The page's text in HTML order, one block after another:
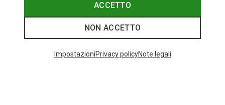
ACCETTO
NON ACCETTO
ImpostazioniPrivacy policyNote legali